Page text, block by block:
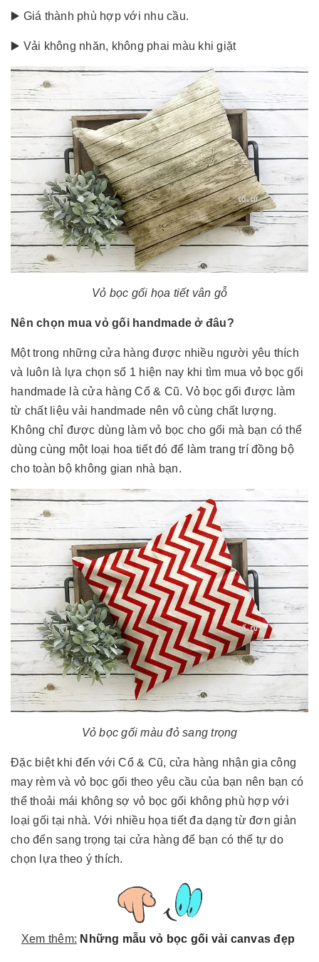
▶️ Giá thành phù hợp với nhu cầu.
▶️ Vải không nhăn, không phai màu khi giặt
Vỏ bọc gối họa tiết vân gỗ
Nên chọn mua vỏ gối handmade ở đâu?
Một trong những cửa hàng được nhiều người yêu thích
và luôn là lựa chọn số 1 hiện nay khi tìm mua vỏ bọc gối
handmade là cửa hàng Cổ & Cũ. Vỏ bọc gối được làm
từ chất liệu vải handmade nên vô cùng chất lượng.
Không chỉ được dùng làm vỏ bọc cho gối mà bạn có thể
dùng cùng một loại hoa tiết đó để làm trang trí đồng bộ
cho toàn bộ không gian nhà bạn.
Vỏ bọc gối màu đỏ sang trọng
Đặc biệt khi đến với Cổ & Cũ, cửa hàng nhận gia công
may rèm và vỏ bọc gối theo yêu cầu của bạn nên bạn có
thể thoải mái không sợ vỏ bọc gối không phù hợp với
loại gối tại nhà. Với nhiều họa tiết đa dạng từ đơn giản
cho đến sang trọng tại cửa hàng để bạn có thể tự do
chọn lựa theo ý thích.
Xem thêm: Những mẫu vỏ bọc gối vải canvas đẹp